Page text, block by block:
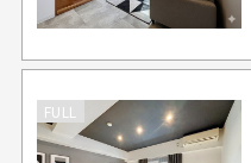
FULL